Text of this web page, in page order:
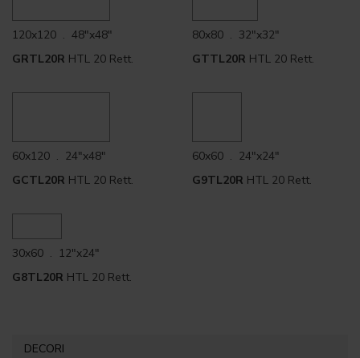
120x120 . 48"x48"
GRTL20R HTL 20 Rett.
80x80 . 32"x32"
GTTL20R HTL 20 Rett.
60x120 . 24"x48"
GCTL20R HTL 20 Rett.
60x60 . 24"x24"
G9TL20R HTL 20 Rett.
30x60 . 12"x24"
G8TL20R HTL 20 Rett.
DECORI